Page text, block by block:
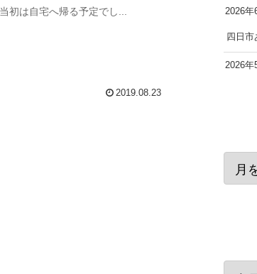
初は自宅へ帰る予定でし...
2019.08.23
2026年
四日市
2026年